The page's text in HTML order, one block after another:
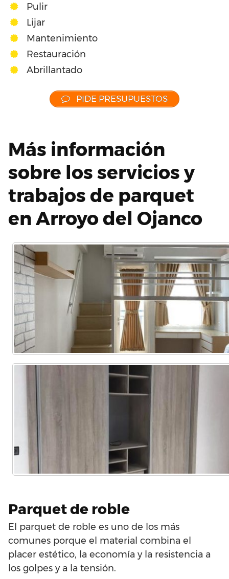
Pulir
Lijar
Mantenimiento
Restauración
Abrillantado
PIDE PRESUPUESTOS
Más información
sobre los servicios y
trabajos de parquet
en Arroyo del Ojanco
Parquet de roble
El parquet de roble es uno de los más
comunes porque el material combina el
placer estético, la economía y la resistencia a
los golpes y a la tensión.